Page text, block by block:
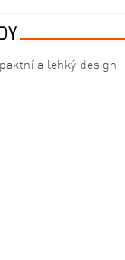
a lehký design